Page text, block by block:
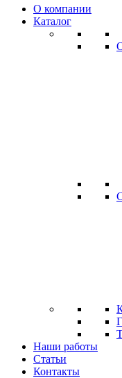
О компании
Каталог
Наши работы
Статьи
Контакты